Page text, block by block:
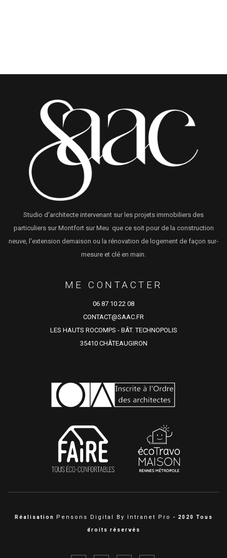
Studio d'architecte intervenant sur les projets immobiliers des
particuliers sur Montfort sur Meu que ce soit pour de la construction
neuve, l'extension demaison ou la rénovation de logement de façon sur-
mesure et clé en main.
ME CONTACTER
06 87 10 22 08
CONTACT@SAAC.FR
LES HAUTS ROCOMPS - BÂT. TECHNOPOLIS
35410 CHÂTEAUGIRON
Réalisation Pensons Digital By Intranet Pro - 2020 Tous
droits réservés